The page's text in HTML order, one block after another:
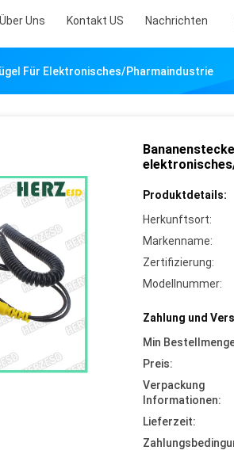
Über Uns Kontakt US Nachrichten
Für Elektronisches/Pharmaindustrie
Produktdetails:
Herkunftsort:
Markenname:
Zertifizierung:
Modellnummer:
Zahlung und
Min
Preis:
Verpackung
Informationen:
Lieferzeit: